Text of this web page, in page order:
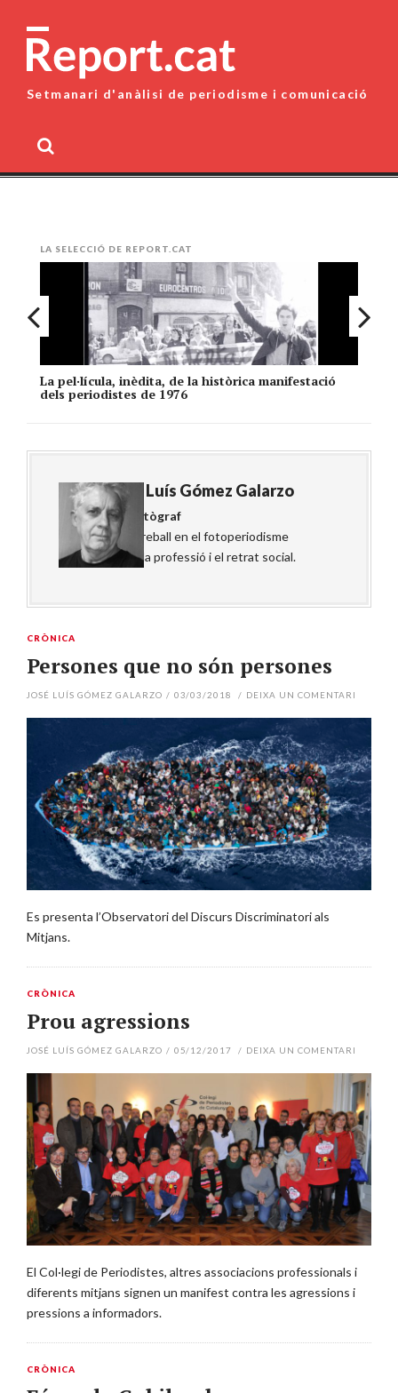
content
Setmanari d'anàlisi de periodisme i comunicació
LA SELECCIÓ DE REPORT.CAT
La pel·lícula, inèdita, de la històrica manifestació
dels periodistes de 1976
AboutJosé Luís Gómez Galarzo
Periodista i fotògraf
Centra el seu treball en el fotoperiodisme
relacionat amb la professió i el retrat social.
CRÒNICA
Persones que no són persones
JOSÉ LUÍS GÓMEZ GALARZO / 03/03/2018 / DEIXA UN COMENTARI
Es presenta l’Observatori del Discurs Discriminatori als
Mitjans.
CRÒNICA
Prou agressions
JOSÉ LUÍS GÓMEZ GALARZO / 05/12/2017 / DEIXA UN COMENTARI
El Col·legi de Periodistes, altres associacions professionals i
diferents mitjans signen un manifest contra les agressions i
pressions a informadors.
CRÒNICA